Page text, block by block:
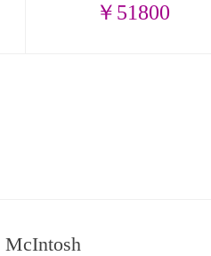
￥51800
McIntosh